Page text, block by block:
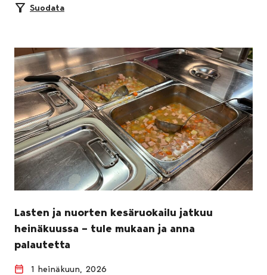
Suodata
Lasten ja nuorten kesäruokailu jatkuu
heinäkuussa – tule mukaan ja anna
palautetta
1 heinäkuun, 2026